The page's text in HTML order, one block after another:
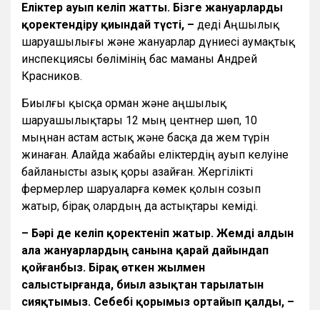
Еліктер ауып келіп жатты. Бізге жануарларды
қоректендіру қиындай түсті, – деді Аңшылық
шаруашылығы және жануарлар дүниесі аумақтық
инспекциясы бөлімінің бас маманы Андрей
Красников.
Биылғы қысқа орман және аңшылық
шаруашылықтары 12 мың центнер шөп, 10
мыңнан астам астық және басқа да жем түрін
жинаған. Алайда жабайы еліктердің ауып келуіне
байланысты азық қоры азайған. Жергілікті
фермерлер шаруаларға көмек қолын созып
жатыр, бірақ олардың да астықтары кеміді.
– Бәрі де келіп қоректеніп жатыр. Жемді алдын
ала жануарлардың санына қарай дайындап
қойғанбыз. Бірақ өткен жылмен
салыстырғанда, биыл азықтан тарылатын
сияқтымыз. Себебі қорымыз ортайып қалды, –